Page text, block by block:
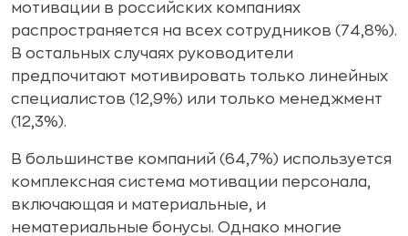
мотивации в российских компаниях
распространяется на всех сотрудников (74,8%).
В остальных случаях руководители
предпочитают мотивировать только линейных
специалистов (12,9%) или только менеджмент
(12,3%).
В большинстве компаний (64,7%) используется
комплексная система мотивации персонала,
включающая и материальные, и
нематериальные бонусы. Однако многие